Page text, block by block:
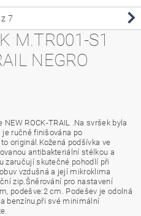
z 7
M.TR001-S1
NEGRO
ROCK-TRAIL .Na svršek byla
je ručně finišována po
originál.Kožená podšívka ve
antibakteriální stélkou a
zaručují skutečné pohodlí při
vzdušná a její mikroklima
zip.Šněrování pro nastavení
podešve:2 cm. Podešev je odolná
benzínu,při své minimální